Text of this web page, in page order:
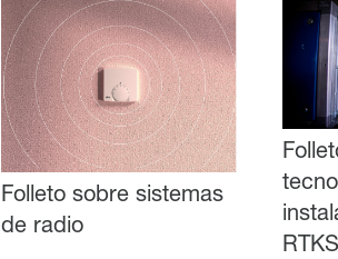
Folleto sobre sistemas
de radio